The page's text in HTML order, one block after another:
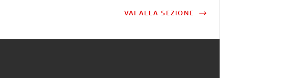
VAI ALLA SEZIONE